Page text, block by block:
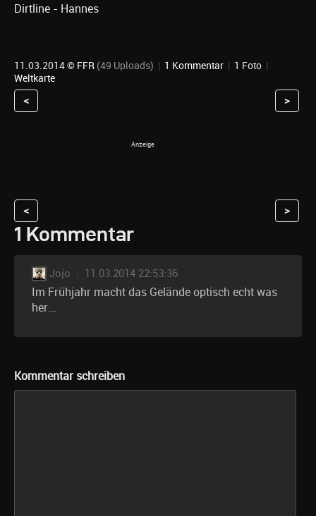
Dirtline - Hannes
11.03.2014 © FFR (49 Uploads) | 1 Kommentar | 1 Foto |
Weltkarte
< >
< >
1 Kommentar
Jojo 11.03.2014 22:53:36
Im Frühjahr macht das Gelände optisch echt was
her...
Kommentar schreiben